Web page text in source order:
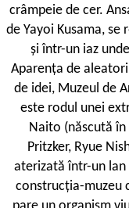
crâmpeie de cer.
de Yayoi Kusama,
și într-un iaz
Aparența de
de idei, Muzeul de
este rodul unei
Naito (născută
Pritzker, Ryue
aterizată într-un lan
construcția-muzeu